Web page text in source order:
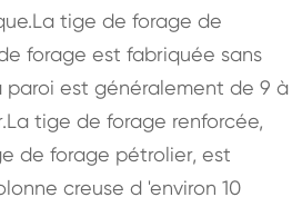
tige de forage de
forage est fabriquée sans
paroi est généralement de 9 à
tige de forage renforcée,
de forage pétrolier, est
creuse d 'environ 10